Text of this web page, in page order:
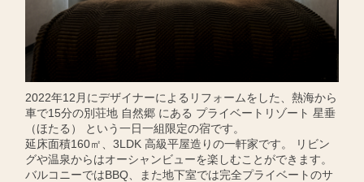
2022年12月にデザイナーによるリフォームをした、熱海から
車で15分の別荘地 自然郷 にある プライベートリゾート 星垂
（ほたる） という一日一組限定の宿です。
延床面積160㎡、3LDK 高級平屋造りの一軒家です。 リビン
グや温泉からはオーシャンビューを楽しむことができます。
バルコニーではBBQ、また地下室では完全プライベートのサ